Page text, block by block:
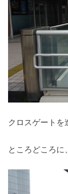
クロスゲートを
ところどころに